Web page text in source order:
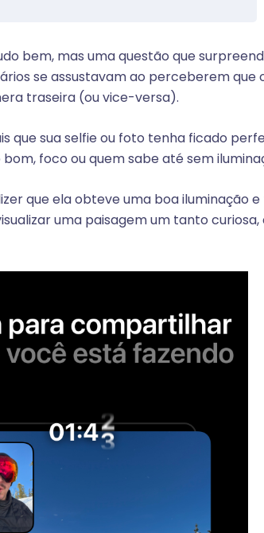
bem, mas uma questão que
se assustavam ao perceberem que
traseira (ou vice-versa).
que sua selfie ou foto tenha ficado
foco ou quem sabe até sem
que ela obteve uma boa iluminação e
uma paisagem um tanto curiosa,